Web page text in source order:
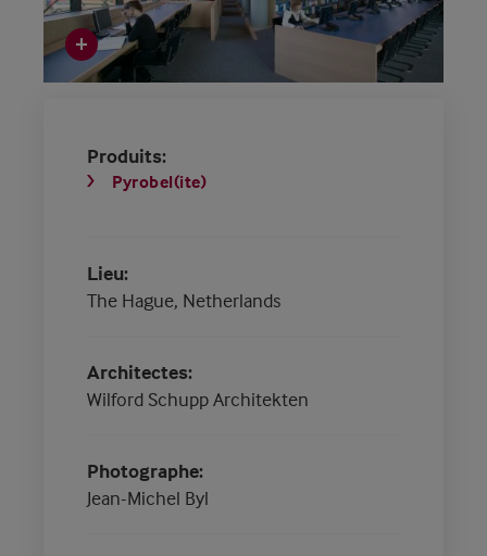
Produits
Pyrobel(ite)
Lieu
The Hague, Netherlands
Architectes
Wilford Schupp Architekten
Photographe
Jean-Michel Byl